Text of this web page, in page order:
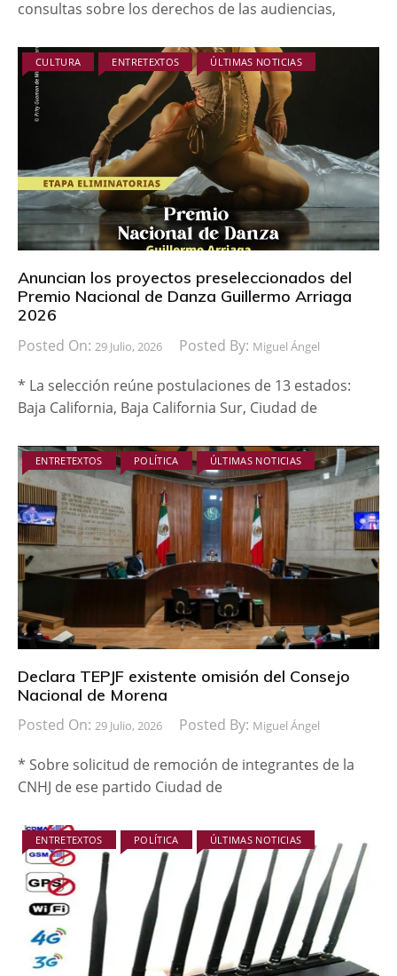
consultas sobre los derechos de las audiencias,
CULTURA ENTRETEXTOS ÚLTIMAS NOTICIAS
Anuncian los proyectos preseleccionados del
Premio Nacional de Danza Guillermo Arriaga
2026
Posted On: 29 Julio, 2026 Posted By: Miguel Ángel
* La selección reúne postulaciones de 13 estados:
Baja California, Baja California Sur, Ciudad de
ENTRETEXTOS POLÍTICA ÚLTIMAS NOTICIAS
Declara TEPJF existente omisión del Consejo
Nacional de Morena
Posted On: 29 Julio, 2026 Posted By: Miguel Ángel
* Sobre solicitud de remoción de integrantes de la
CNHJ de ese partido Ciudad de
ENTRETEXTOS POLÍTICA ÚLTIMAS NOTICIAS